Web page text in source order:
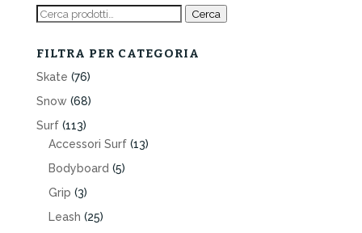
Cerca: Cerca
FILTRA PER CATEGORIA
Skate (76)
Snow (68)
Surf (113)
Accessori Surf (13)
Bodyboard (5)
Grip (3)
Leash (25)